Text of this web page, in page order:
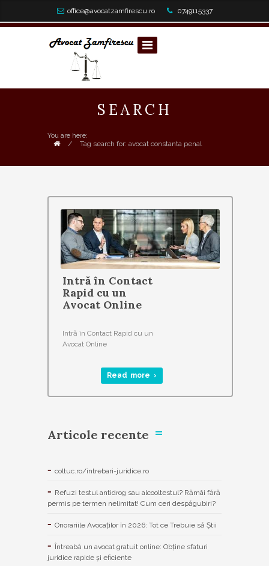
office@avocatzamfirescu.ro 0749115337
SEARCH
You are here:
/ Tag search for: avocat constanta penal
Intră în Contact
Rapid cu un
Avocat Online
Intră în Contact Rapid cu un
Avocat Online
Read more ›
Articole recente
coltuc.ro/intrebari-juridice.ro
Refuzi testul antidrog sau alcooltestul? Rămâi fără
permis pe termen nelimitat! Cum ceri despăgubiri?
Onorariile Avocaților în 2026: Tot ce Trebuie să Știi
Întreabă un avocat gratuit online: Obține sfaturi
juridice rapide și eficiente